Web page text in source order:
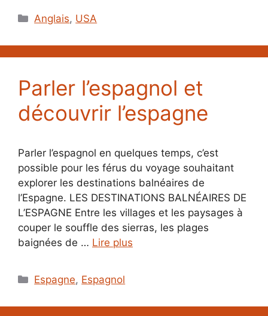
Catégories
Anglais, USA
Parler l’espagnol et
découvrir l’espagne
Parler l’espagnol en quelques temps, c’est
possible pour les férus du voyage souhaitant
explorer les destinations balnéaires de
l’Espagne. LES DESTINATIONS BALNÉAIRES DE
L’ESPAGNE Entre les villages et les paysages à
couper le souffle des sierras, les plages
baignées de … Lire plus
Catégories
Espagne, Espagnol